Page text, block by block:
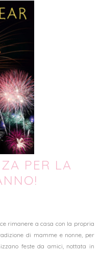
PER LA
rimanere a casa con la propria
di mamme e nonne, per
feste da amici, nottata in